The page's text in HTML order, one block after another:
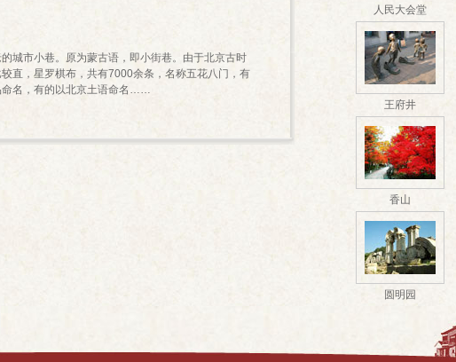
市小巷。原为蒙古语，即小街巷。由于北京古时
直，星罗棋布，共有7000余条，名称五花八门，有
命名，有的以北京土语命名……
人民大会堂
王府井
香山
圆明园